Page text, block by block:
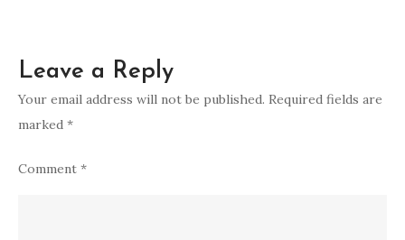
Leave a Reply
Your email address will not be published. Required fields are
marked *
Comment *